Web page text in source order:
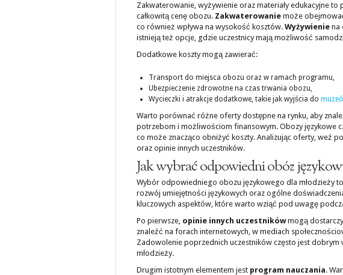
Zakwaterowanie, wyżywienie oraz materiały edukacyjne
całkowitą cenę obozu. Zakwaterowanie może
co również wpływa na wysokość kosztów. Wyżywienie na
istnieją też opcje, gdzie uczestnicy mają możliwość
Dodatkowe koszty mogą zawierać:
Transport do miejsca obozu oraz w ramach programu,
Ubezpieczenie zdrowotne na czas trwania obozu,
Wycieczki i atrakcje dodatkowe, takie jak wyjścia do
Warto porównać różne oferty dostępne na rynku, aby
potrzebom i możliwościom finansowym. Obozy językowe
co może znacząco obniżyć koszty. Analizując oferty, weź
oraz opinie innych uczestników.
Jak wybrać odpowiedni obóz
Wybór odpowiedniego obozu językowego dla młodzieży
rozwój umiejętności językowych oraz ogólne
kluczowych aspektów, które warto wziąć pod uwagę
Po pierwsze, opinie innych uczestnikówmogą
znaleźć na forach internetowych, w mediach
Zadowolenie poprzednich uczestników często jest dobrym
młodzieży.
Drugim istotnym elementem jest program nauczania.